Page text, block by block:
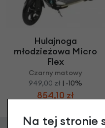
Hulajnoga
młodzieżowa Micro
Flex
Czarny matowy
949,00 zł | -10%
854,10 zł
Na tej stronie